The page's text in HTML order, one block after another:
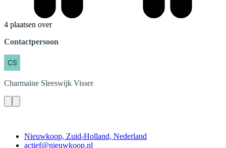
4 plaatsen over
Contactpersoon
Charmaine Sleeswijk Visser
Nieuwkoop, Zuid-Holland, Nederland
actief@nieuwkoop.nl